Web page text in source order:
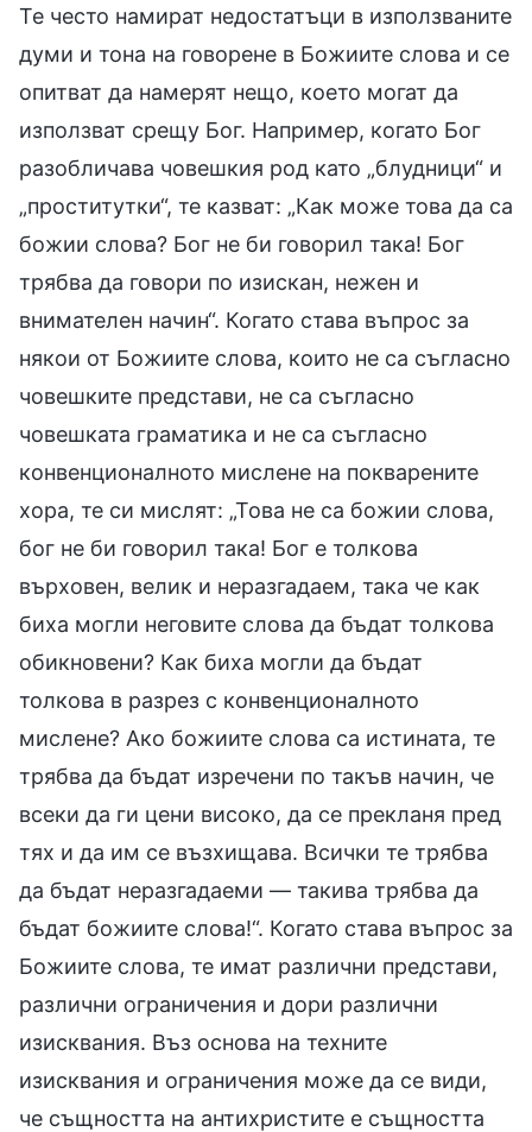
Те често намират недостатъци в използваните
думи и тона на говорене в Божиите слова и се
опитват да намерят нещо, което могат да
използват срещу Бог. Например, когато Бог
разобличава човешкия род като „блудници“ и
„проститутки“, те казват: „Как може това да са
божии слова? Бог не би говорил така! Бог
трябва да говори по изискан, нежен и
внимателен начин“. Когато става въпрос за
някои от Божиите слова, които не са съгласно
човешките представи, не са съгласно
човешката граматика и не са съгласно
конвенционалното мислене на покварените
хора, те си мислят: „Това не са божии слова,
бог не би говорил така! Бог е толкова
върховен, велик и неразгадаем, така че как
биха могли неговите слова да бъдат толкова
обикновени? Как биха могли да бъдат
толкова в разрез с конвенционалното
мислене? Ако божиите слова са истината, те
трябва да бъдат изречени по такъв начин, че
всеки да ги цени високо, да се прекланя пред
тях и да им се възхищава. Всички те трябва
да бъдат неразгадаеми — такива трябва да
бъдат божиите слова!“. Когато става въпрос за
Божиите слова, те имат различни представи,
различни ограничения и дори различни
изисквания. Въз основа на техните
изисквания и ограничения може да се види,
че същността на антихристите е същността